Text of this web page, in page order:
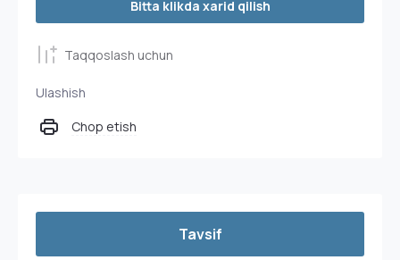
Bitta klikda xarid qilish
Taqqoslash uchun
Ulashish
Chop etish
Tavsif